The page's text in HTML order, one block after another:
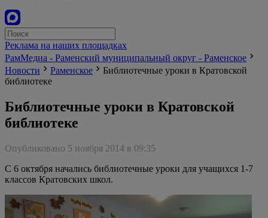
Реклама на наших площадках
РамМедиа - Раменский муниципальный округ - Раменское
Новости
Раменское
Библиотечные уроки в Кратовской
библиотеке
Библиотечные уроки в Кратовской
библиотеке
Опубликовано 5 ноября 2014 в 09:35
С 6 октября начались библиотечные уроки для учащихся 1-7
классов Кратовских школ.